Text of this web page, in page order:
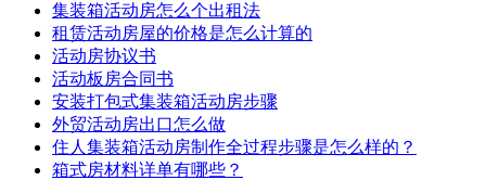
集装箱活动房怎么个出租法
租赁活动房屋的价格是怎么计算的
活动房协议书
活动板房合同书
安装打包式集装箱活动房步骤
外贸活动房出口怎么做
住人集装箱活动房制作全过程步骤是怎么样的？
箱式房材料详单有哪些？